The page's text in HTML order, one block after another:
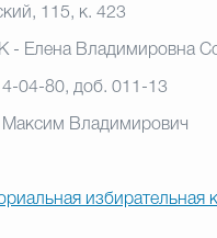
115, к. 423
- Елена Владимировна
04-80, доб. 011-13
Владимирович
избирательная